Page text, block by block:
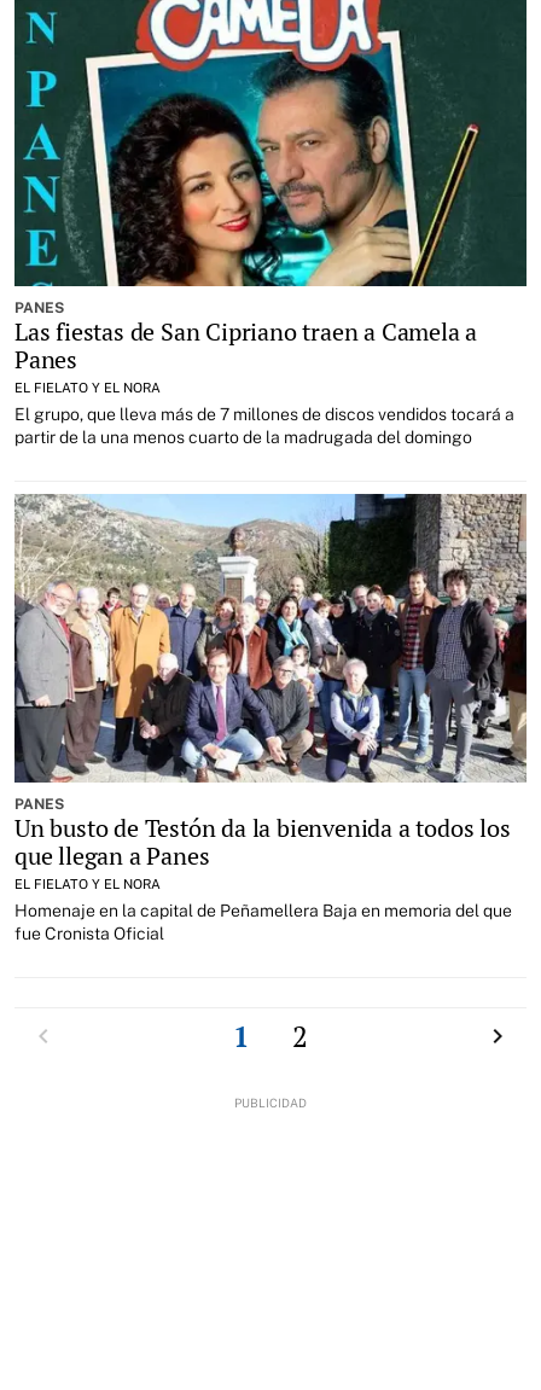
PANES
Las fiestas de San Cipriano traen a Camela a
Panes
EL FIELATO Y EL NORA
El grupo, que lleva más de 7 millones de discos vendidos tocará a
partir de la una menos cuarto de la madrugada del domingo
PANES
Un busto de Testón da la bienvenida a todos los
que llegan a Panes
EL FIELATO Y EL NORA
Homenaje en la capital de Peñamellera Baja en memoria del que
fue Cronista Oficial
1 2